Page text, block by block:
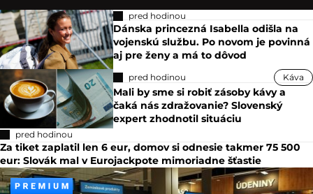
pred hodinou
Dánska princezná Isabella odišla na
vojenskú službu. Po novom je povinná
aj pre ženy a má to dôvod
pred hodinou Káva
Mali by sme si robiť zásoby kávy a
čaká nás zdražovanie? Slovenský
expert zhodnotil situáciu
pred hodinou
Za tiket zaplatil len 6 eur, domov si odnesie takmer 75 500
eur: Slovák mal v Eurojackpote mimoriadne šťastie